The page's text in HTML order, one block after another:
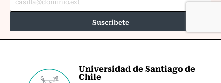
Universidad de Santiago de
Chile